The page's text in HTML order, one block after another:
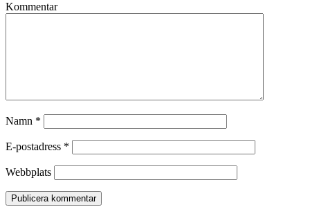
Kommentar
Namn *
E-postadress *
Webbplats